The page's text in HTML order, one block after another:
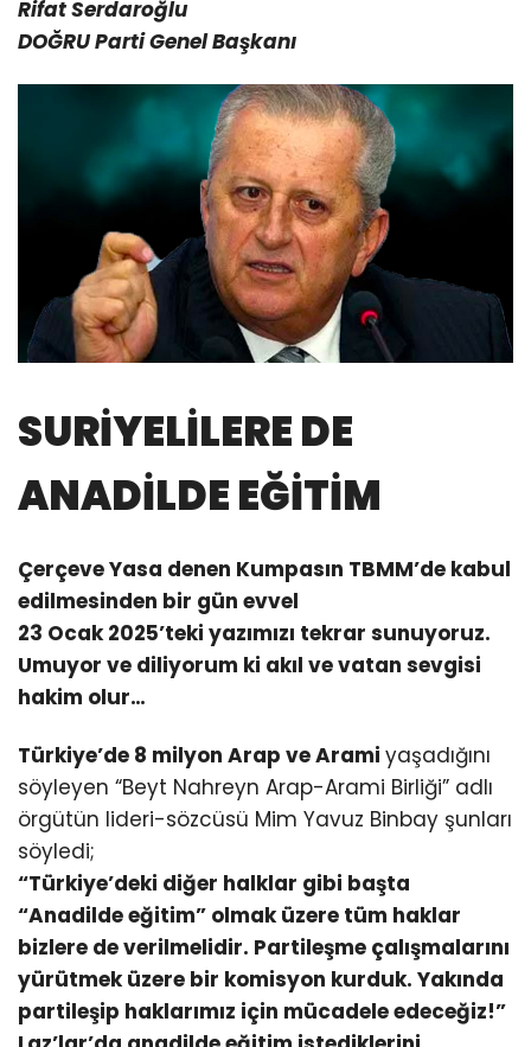
Rifat Serdaroğlu
DOĞRU Parti Genel Başkanı
SURİYELİLERE DE
ANADİLDE EĞİTİM
Çerçeve Yasa denen Kumpasın TBMM’de kabul
edilmesinden bir gün evvel
23 Ocak 2025’teki yazımızı tekrar sunuyoruz.
Umuyor ve diliyorum ki akıl ve vatan sevgisi
hakim olur…
Türkiye’de 8 milyon Arap ve Arami yaşadığını
söyleyen “Beyt Nahreyn Arap-Arami Birliği” adlı
örgütün lideri-sözcüsü Mim Yavuz Binbay şunları
söyledi;
“Türkiye’deki diğer halklar gibi başta
“Anadilde eğitim” olmak üzere tüm haklar
bizlere de verilmelidir. Partileşme çalışmalarını
yürütmek üzere bir komisyon kurduk. Yakında
partileşip haklarımız için mücadele edeceğiz!”